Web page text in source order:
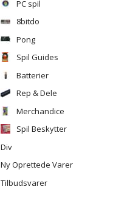
PC spil
8bitdo
Pong
Spil Guides
Batterier
Rep & Dele
Merchandice
Spil Beskytter
Div
Ny Oprettede Varer
Tilbudsvarer